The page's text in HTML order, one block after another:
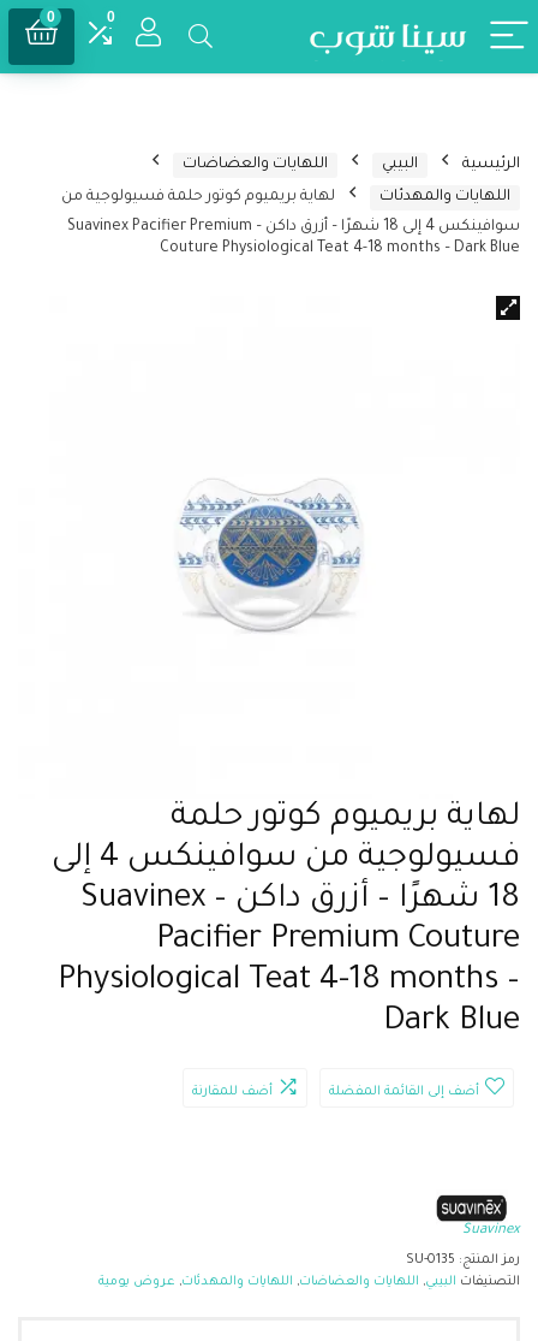
0
0
الرئيسية البيبي
اللهايات والعضاضات
اللهايات والمهدئات
لهاية بريميوم كوتور حلمة فسيولوجية من
سوافينكس 4 إلى 18 شهرًا – أزرق داكن – Suavinex Pacifier Premium
Couture Physiological Teat 4-18 months – Dark Blue
لهاية بريميوم كوتور حلمة
فسيولوجية من سوافينكس 4 إلى
18 شهرًا – أزرق داكن – Suavinex
Pacifier Premium Couture
Physiological Teat 4-18 months –
Dark Blue
أضف إلى القائمة المفضلة أضف للمقارنة
Suavinex
رمز المنتج: SU-0135
التصنيفات البيبي, اللهايات والعضاضات, اللهايات والمهدئات, عروض يومية